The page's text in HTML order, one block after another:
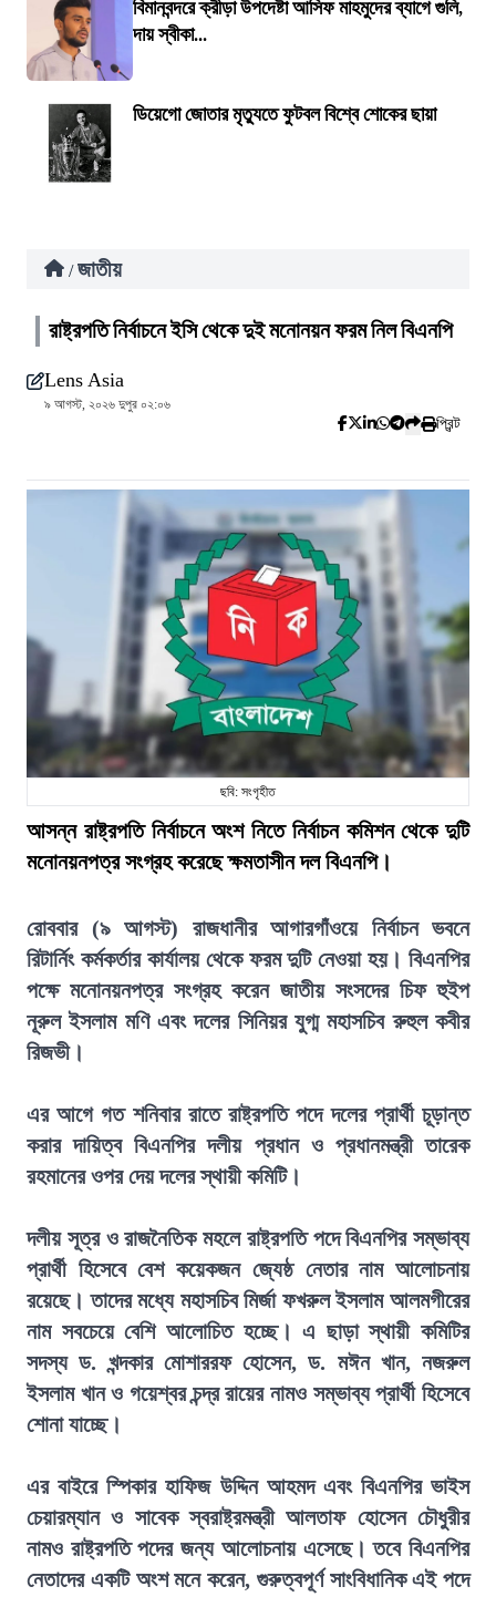
বিমানবন্দরে ক্রীড়া উপদেষ্টা আসিফ মাহমুদের ব্যাগে গুলি,
দায় স্বীকা...
ডিয়েগো জোতার মৃত্যুতে ফুটবল বিশ্বে শোকের ছায়া
/ জাতীয়
রাষ্ট্রপতি নির্বাচনে ইসি থেকে দুই মনোনয়ন ফরম নিল বিএনপি
Lens Asia
৯ আগস্ট, ২০২৬ দুপুর ০২:০৬
প্রিন্ট
ছবি: সংগৃহীত
আসন্ন রাষ্ট্রপতি নির্বাচনে অংশ নিতে নির্বাচন কমিশন থেকে দুটি
মনোনয়নপত্র সংগ্রহ করেছে ক্ষমতাসীন দল বিএনপি।
রোববার (৯ আগস্ট) রাজধানীর আগারগাঁওয়ে নির্বাচন ভবনে
রিটার্নিং কর্মকর্তার কার্যালয় থেকে ফরম দুটি নেওয়া হয়। বিএনপির
পক্ষে মনোনয়নপত্র সংগ্রহ করেন জাতীয় সংসদের চিফ হুইপ
নূরুল ইসলাম মণি এবং দলের সিনিয়র যুগ্ম মহাসচিব রুহুল কবীর
রিজভী।
এর আগে গত শনিবার রাতে রাষ্ট্রপতি পদে দলের প্রার্থী চূড়ান্ত
করার দায়িত্ব বিএনপির দলীয় প্রধান ও প্রধানমন্ত্রী তারেক
রহমানের ওপর দেয় দলের স্থায়ী কমিটি।
দলীয় সূত্র ও রাজনৈতিক মহলে রাষ্ট্রপতি পদে বিএনপির সম্ভাব্য
প্রার্থী হিসেবে বেশ কয়েকজন জ্যেষ্ঠ নেতার নাম আলোচনায়
রয়েছে। তাদের মধ্যে মহাসচিব মির্জা ফখরুল ইসলাম আলমগীরের
নাম সবচেয়ে বেশি আলোচিত হচ্ছে। এ ছাড়া স্থায়ী কমিটির
সদস্য ড. খন্দকার মোশাররফ হোসেন, ড. মঈন খান, নজরুল
ইসলাম খান ও গয়েশ্বর চন্দ্র রায়ের নামও সম্ভাব্য প্রার্থী হিসেবে
শোনা যাচ্ছে।
এর বাইরে স্পিকার হাফিজ উদ্দিন আহমদ এবং বিএনপির ভাইস
চেয়ারম্যান ও সাবেক স্বরাষ্ট্রমন্ত্রী আলতাফ হোসেন চৌধুরীর
নামও রাষ্ট্রপতি পদের জন্য আলোচনায় এসেছে। তবে বিএনপির
নেতাদের একটি অংশ মনে করেন, গুরুত্বপূর্ণ সাংবিধানিক এই পদে